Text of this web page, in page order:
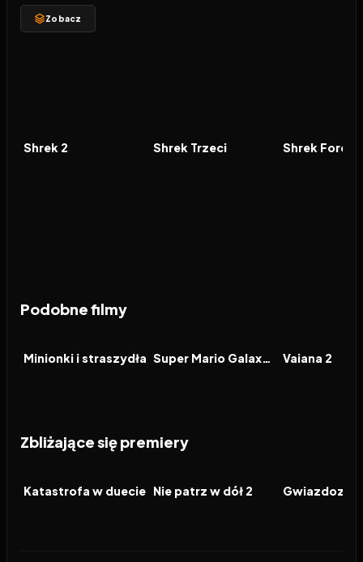
Zobacz
FILM
Shrek 2 FILM
Shrek Trzeci FILM
Shrek
Podobne filmy
FILM
Minionki i straszydła FILM Super Mario Galaxy Film FILM
Vaiana 2
Zbliżające się premiery
FILM
Katastrofa w duecie FILM
Nie patrz w dół 2 FILM